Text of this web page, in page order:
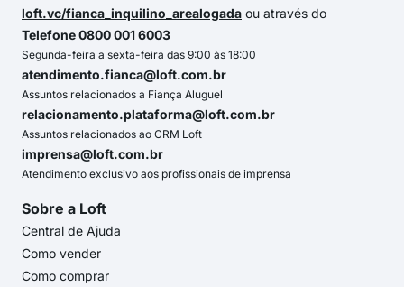
loft.vc/fianca_inquilino_arealogada ou através do
Telefone 0800 001 6003
Segunda-feira a sexta-feira das 9:00 às 18:00
atendimento.fianca@loft.com.br
Assuntos relacionados a Fiança Aluguel
relacionamento.plataforma@loft.com.br
Assuntos relacionados ao CRM Loft
imprensa@loft.com.br
Atendimento exclusivo aos profissionais de imprensa
Sobre a Loft
Central de Ajuda
Como vender
Como comprar